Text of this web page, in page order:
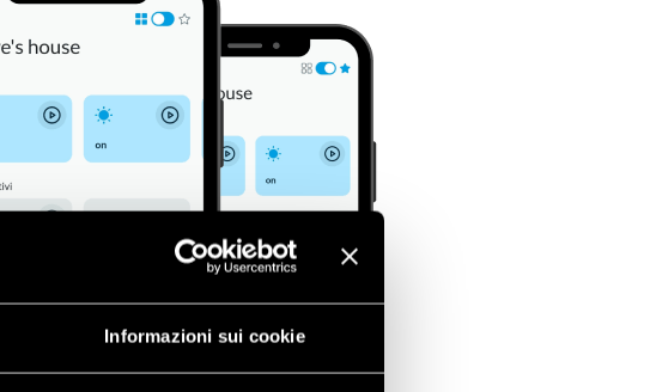
Informazioni sui cookie